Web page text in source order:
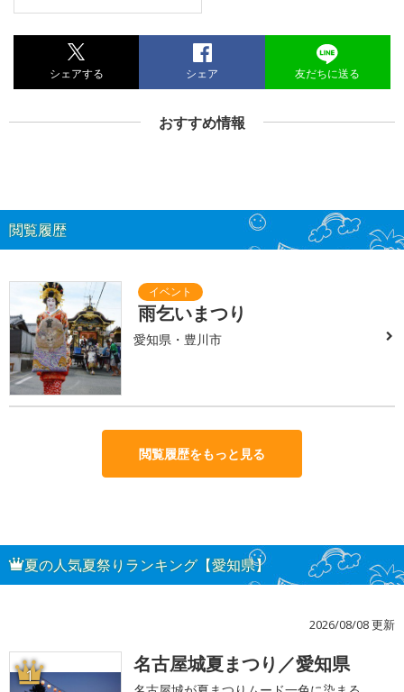
シェアする シェア 友だちに送る
おすすめ情報
閲覧履歴
雨乞いまつり
愛知県・豊川市
閲覧履歴をもっと見る
夏の人気夏祭りランキング【愛知県】
2026/08/08 更新
1 名古屋城夏まつり／愛知県